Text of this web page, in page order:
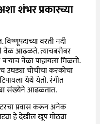
शंभर प्रकारच्या
वरती नदी
वेळ आढळते. त्याचबरोबर
वेळा पाहायला मिळतो.
उघड्या चोचीचा करकोचा
येथे येतो. रंगीत
संख्येने आढळतात.
प्रवास करून अनेक
हे देखील खूप मोठ्या